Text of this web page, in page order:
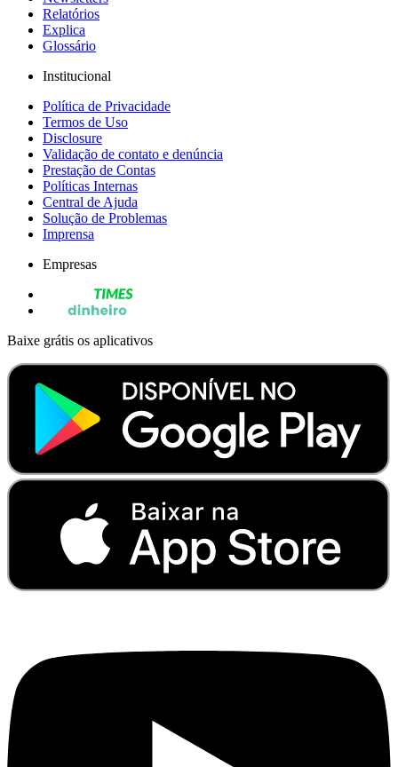
Relatórios
Explica
Glossário
Institucional
Política de Privacidade
Termos de Uso
Disclosure
Validação de contato e denúncia
Prestação de Contas
Políticas Internas
Central de Ajuda
Solução de Problemas
Imprensa
Empresas
Baixe grátis os aplicativos